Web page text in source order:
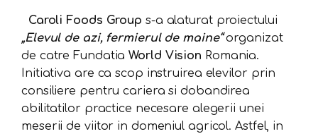
Caroli Foods Group s-a alaturat proiectului
„Elevul de azi, fermierul de maine“organizat
de catre FundatiaWorld Vision Romania.
Initiativa are ca scop instruirea elevilor prin
consiliere pentru cariera si dobandirea
abilitatilor practice necesare alegerii unei
meserii de viitor in domeniul agricol. Astfel, in